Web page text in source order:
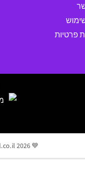
פרטיות
💙 Funil.co.il 2026 • כל הזכויות שמורות © | נבנה ע"י